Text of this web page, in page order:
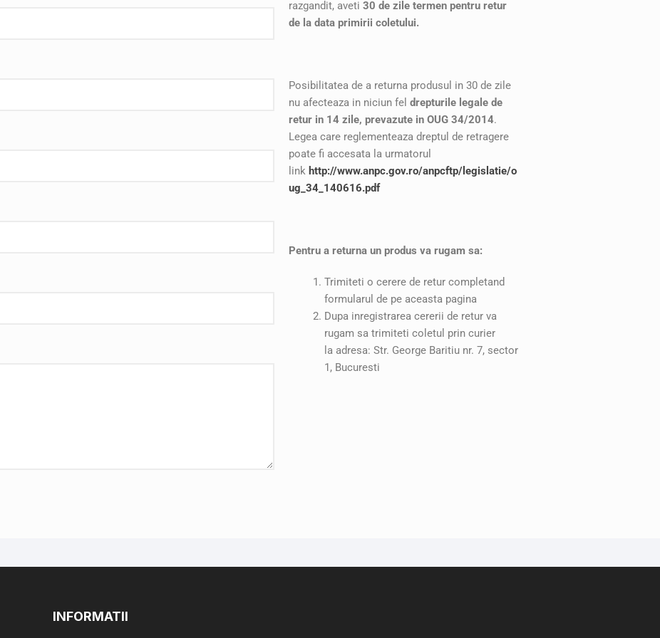
razgandit, aveti 30 de zile termen pentru retur
de la data primirii coletului.
Posibilitatea de a returna produsul in 30 de zile
nu afecteaza in niciun fel drepturile legale de
retur in 14 zile, prevazute in OUG 34/2014.
Legea care reglementeaza dreptul de retragere
poate fi accesata la urmatorul
link http://www.anpc.gov.ro/anpcftp/legislatie/o
ug_34_140616.pdf
Pentru a returna un produs va rugam sa:
Trimiteti o cerere de retur completand
formularul de pe aceasta pagina
Dupa inregistrarea cererii de retur va
rugam sa trimiteti coletul prin curier
la adresa: Str. George Baritiu nr. 7, sector
1, Bucuresti
INFORMATII